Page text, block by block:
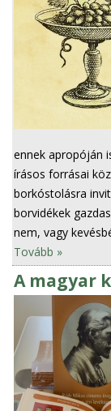
ennek apropóján
írásos forrásai
borkóstolásra
borvidékek
nem, vagy
Tovább »
A magyar